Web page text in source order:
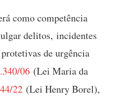
como competência
delitos, incidentes
de urgência
06 (Lei Maria da
22 (Lei Henry Borel),